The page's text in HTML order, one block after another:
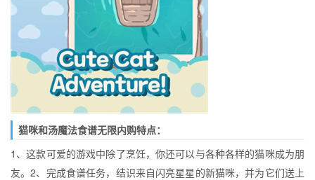
猫咪和汤魔法食谱无限内购特点：
1、这款可爱的游戏中除了烹饪，你还可以与各种各样的猫咪成为朋
友。2、完成食谱任务，结识来自闪亮星星的新猫咪，并为它们送上